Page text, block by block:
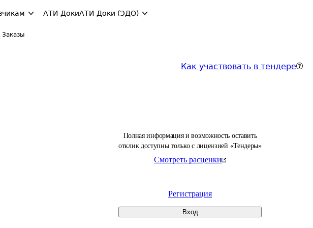
АТИ-ДокиАТИ-Доки (ЭДО)
Заказы
Как участвовать в тендере
Полная информация и возможность оставить
отклик доступны только с лицензией «Тендеры»
Смотреть расценки
Регистрация
Вход